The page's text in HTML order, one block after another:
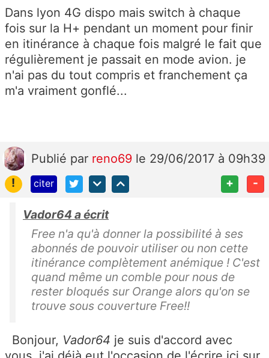
Dans lyon 4G dispo mais switch à chaque
fois sur la H+ pendant un moment pour finir
en itinérance à chaque fois malgré le fait que
régulièrement je passait en mode avion. je
n'ai pas du tout compris et franchement ça
m'a vraiment gonflé...
Publié par reno69 le 29/06/2017 à 09h39
!
citer + -
Vador64 a écrit
Free n'a qu'à donner la possibilité à ses
abonnés de pouvoir utiliser ou non cette
itinérance complètement anémique ! C'est
quand même un comble pour nous de
rester bloqués sur Orange alors qu'on se
trouve sous couverture Free!!
Bonjour, Vador64 je suis d'accord avec